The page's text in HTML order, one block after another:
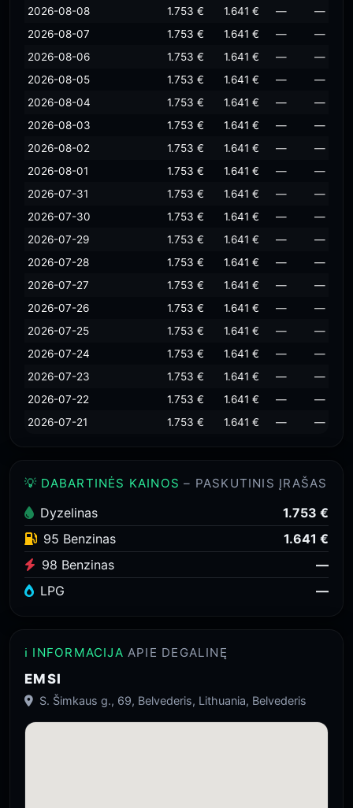
2026-08-08 1.753 € 1.641 € —
—
2026-08-07
1.753 € 1.641 € —
—
2026-08-06
1.753 € 1.641 € —
—
2026-08-05
1.753 € 1.641 € —
—
2026-08-04
1.753 € 1.641 € —
—
2026-08-03
1.753 € 1.641 € —
—
2026-08-02
1.753 € 1.641 € —
—
2026-08-01
1.753 € 1.641 € —
—
2026-07-31
1.753 € 1.641 € —
—
2026-07-30
1.753 € 1.641 € —
—
2026-07-29
1.753 € 1.641 € —
—
2026-07-28
1.753 € 1.641 € —
—
2026-07-27
1.753 € 1.641 € —
—
2026-07-26
1.753 € 1.641 € —
—
2026-07-25
1.753 € 1.641 € —
—
2026-07-24
1.753 € 1.641 € —
—
2026-07-23
1.753 € 1.641 € —
—
2026-07-22
1.753 € 1.641 € —
—
2026-07-21
1.753 € 1.641 € — —
💡 DABARTINĖS KAINOS – PASKUTINIS ĮRAŠAS
Dyzelinas
1.753 €
95 Benzinas
1.641 €
98 Benzinas
—
LPG
—
ℹ️ INFORMACIJA APIE DEGALINĘ
EMSI
S. Šimkaus g., 69, Belvederis, Lithuania, Belvederis